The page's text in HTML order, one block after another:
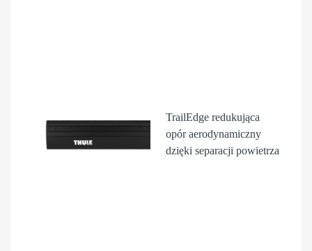
TrailEdge redukująca
opór aerodynamiczny
dzięki separacji powietrza